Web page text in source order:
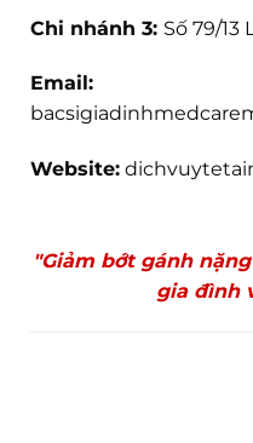
Chi nhánh 3: Số 79/13
Email:
Website:
"Giảm bớt gánh
gia đình